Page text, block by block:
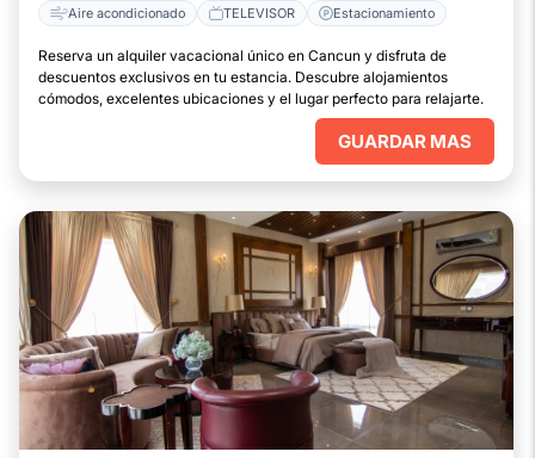
Aire acondicionado TELEVISOR Estacionamiento
Reserva un alquiler vacacional único en Cancun y disfruta de
descuentos exclusivos en tu estancia. Descubre alojamientos
cómodos, excelentes ubicaciones y el lugar perfecto para relajarte.
GUARDAR MAS